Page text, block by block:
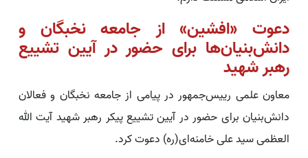
دعوت «افشین» از جامعه نخبگان و
دانش‌بنیان‌ها برای حضور در آیین تشییع
رهبر شهید
معاون علمی رییس‌جمهور در پیامی از جامعه نخبگان و فعالان
دانش‌بنیان برای حضور در آیین تشییع پیکر رهبر شهید آیت الله
العظمی سید علی خامنه‌ای(ره) دعوت کرد.